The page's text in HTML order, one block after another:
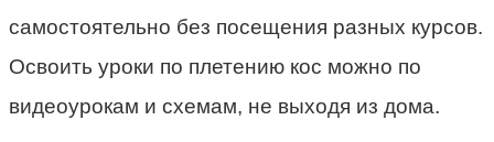
самостоятельно без посещения разных курсов.
Освоить уроки по плетению кос можно по
видеоурокам и схемам, не выходя из дома.